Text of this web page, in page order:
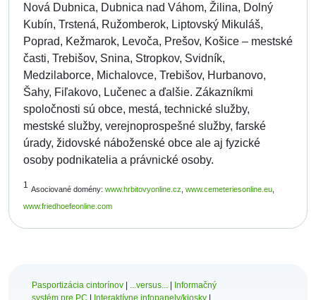
Nová Dubnica, Dubnica nad Váhom, Žilina, Dolný
Kubín, Trstená, Ružomberok, Liptovský Mikuláš,
Poprad, Kežmarok, Levoča, Prešov, Košice – mestské
časti, Trebišov, Snina, Stropkov, Svidník,
Medzilaborce, Michalovce, Trebišov, Hurbanovo,
Šahy, Fiľakovo, Lučenec a ďalšie. Zákazníkmi
spoločnosti sú obce, mestá, technické služby,
mestské služby, verejnoprospešné služby, farské
úrady, židovské náboženské obce ale aj fyzické
osoby podnikatelia a právnické osoby.
1 Asociované domény: www.hrbitovyonline.cz www.cemeteriesonline.eu
www.friedhoefeonline.com
Pasportizácia cintorínov ...versus...
Informačný
systém pre PC
Interaktívne infopanely/kiosky